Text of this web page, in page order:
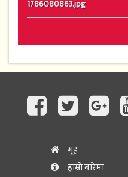
गृह
हाम्रो बारेमा